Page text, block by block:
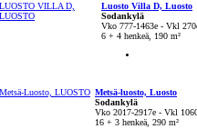
Luosto Villa D, Luosto
Sodankylä
Vko 777-1463e - Vkl
6 + 4 henkeä, 190 m²
Metsä-luosto, Luosto
Sodankylä
Vko 2017-2917e - Vkl
16 + 3 henkeä, 290 m²